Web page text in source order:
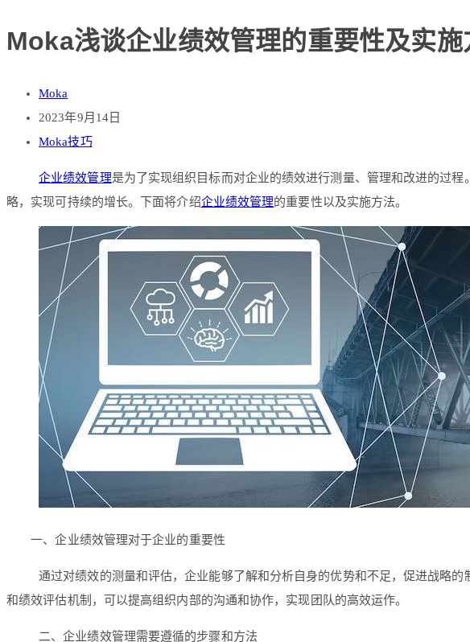
Moka浅谈企业绩效管理的重要性及实施
Moka
2023年9月14日
Moka技巧
企业绩效管理是为了实现组织目标而对企业的绩效进行测量、管理和改进的过
略，实现可持续的增长。下面将介绍企业绩效管理的重要性以及实施方法。
一、企业绩效管理对于企业的重要性
通过对绩效的测量和评估，企业能够了解和分析自身的优势和不足，促进战略
和绩效评估机制，可以提高组织内部的沟通和协作，实现团队的高效运作。
二、企业绩效管理需要遵循的步骤和方法